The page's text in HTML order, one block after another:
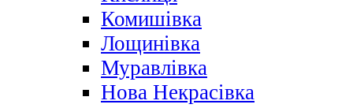
Комишівка
Лощинівка
Муравлівка
Нова Некрасівка